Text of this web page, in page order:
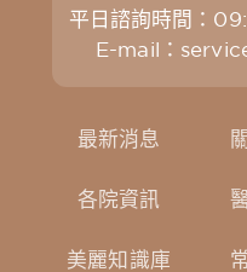
平日諮詢時間：
E-mail：
最新消息
各院資訊
美麗知識庫